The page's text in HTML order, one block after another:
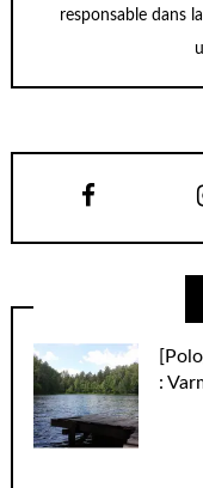
responsable dans
: